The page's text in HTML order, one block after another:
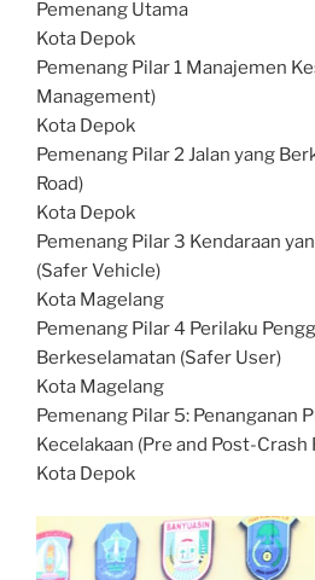
Pemenang Utama
Kota Depok
Pemenang Pilar 1 Manajemen
Management)
Kota Depok
Pemenang Pilar 2 Jalan yang
Road)
Kota Depok
Pemenang Pilar 3 Kendaraan
(Safer Vehicle)
Kota Magelang
Pemenang Pilar 4 Perilaku
Berkeselamatan (Safer User)
Kota Magelang
Pemenang Pilar 5: Penanganan
Kecelakaan (Pre and Post-Crash
Kota Depok